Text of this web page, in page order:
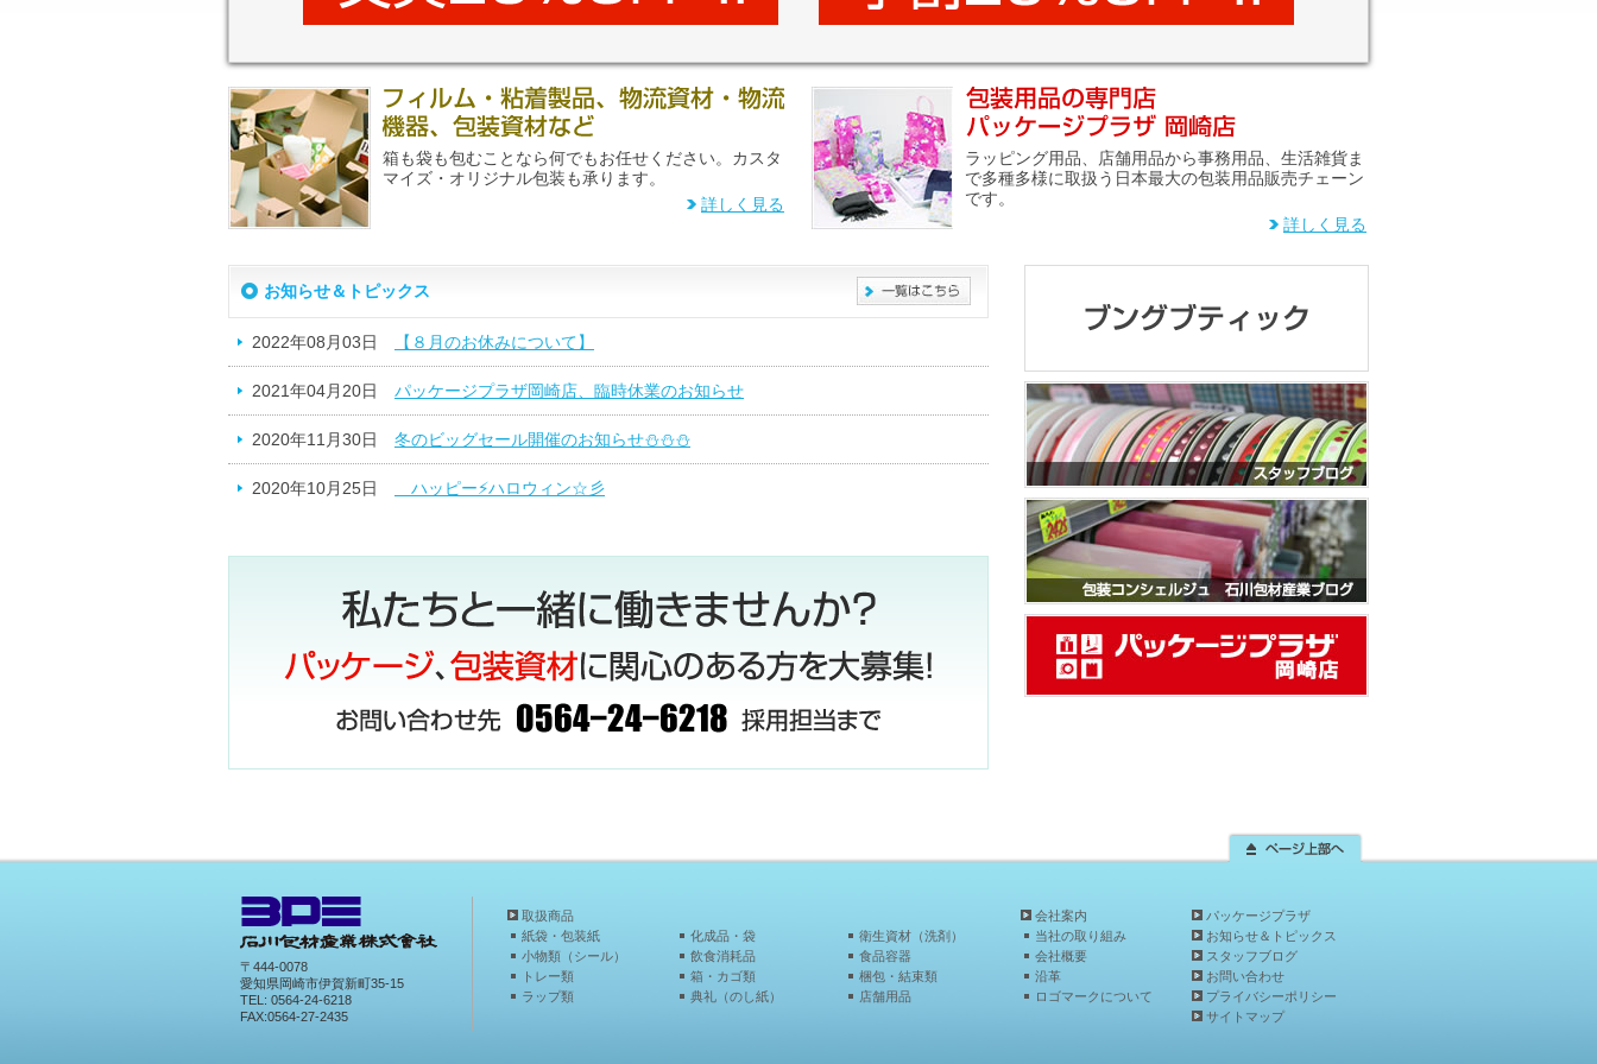
箱も袋も包むことなら何でもお任せください。カスタ
マイズ・オリジナル包装も承ります。
詳しく見る
ラッピング用品、店舗用品から事務用品、生活雑貨ま
で多種多様に取扱う日本最大の包装用品販売チェーン
です。
詳しく見る
お知らせ＆トピックス
2022年08月03日 【８月のお休みについて】
2021年04月20日 パッケージプラザ岡崎店、臨時休業のお知らせ
2020年11月30日 冬のビッグセール開催のお知らせ⛄⛄⛄
2020年10月25日 ハッピー⚡ハロウィン☆彡
2020年08月14日 気温上昇中❕❕ 熱中症にご注意ください。<(_ _)>
2020年07月17日 7月１日より当店もレジ袋が有料となっております<(_ _)>
2020年05月27日レジ袋有料化！！７月からですよ(‘ω’)ノ
2020年01月10日 イルミネーションの大処分市
2019年12月25日今年も あと僅か(=^・・^=)
2019年10月30日
〒444-0078
愛知県岡崎市伊賀新町35-15
TEL: 0564-24-6218
FAX:0564-27-2435
取扱商品
紙袋・包装紙
化成品・袋
衛生資材（洗剤）
小物類（シール）
飲食消耗品
食品容器
トレー類
箱・カゴ類
梱包・結束類
ラップ類
典礼（のし紙） 店舗用品
会社案内
当社の取り組み
会社概要
沿革
ロゴマークについて
パッケージプラザ
お知らせ＆トピックス
スタッフブログ
お問い合わせ
プライバシーポリシー
サイトマップ